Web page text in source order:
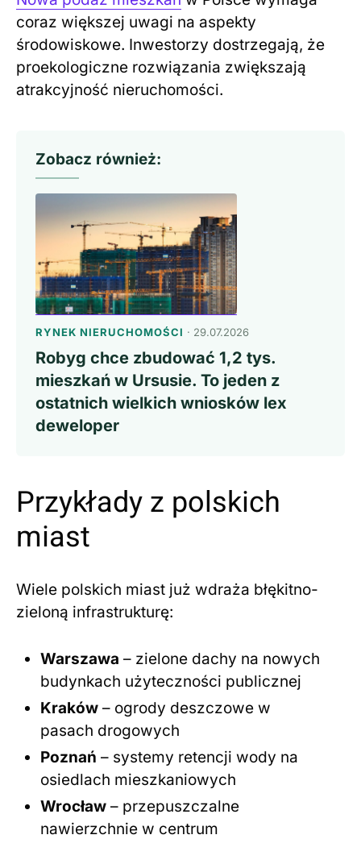
coraz większej uwagi na aspekty
środowiskowe. Inwestorzy dostrzegają, że
proekologiczne rozwiązania zwiększają
atrakcyjność nieruchomości.
Zobacz również:
RYNEK NIERUCHOMOŚCI · 29.07.2026
Robyg chce zbudować 1,2 tys.
mieszkań w Ursusie. To jeden z
ostatnich wielkich wniosków lex
deweloper
Przykłady z polskich
miast
Wiele polskich miast już wdraża błękitno-
zieloną infrastrukturę:
Warszawa – zielone dachy na nowych
budynkach użyteczności publicznej
Kraków – ogrody deszczowe w
pasach drogowych
Poznań – systemy retencji wody na
osiedlach mieszkaniowych
Wrocław – przepuszczalne
nawierzchnie w centrum